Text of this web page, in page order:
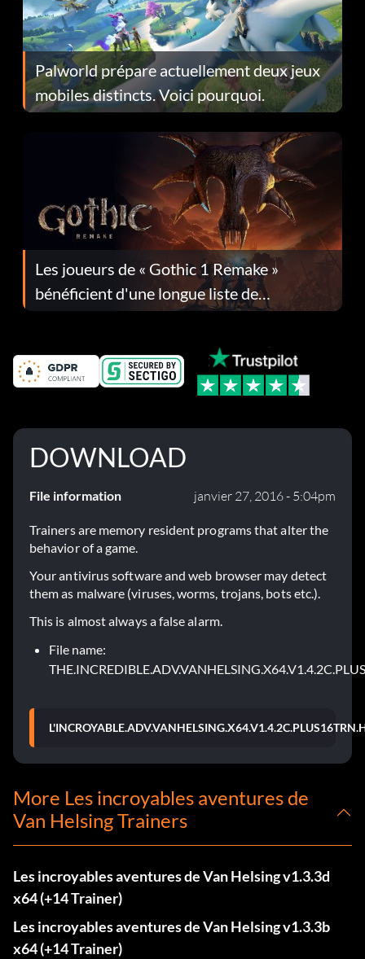
Palworld prépare actuellement deux jeux
mobiles distincts. Voici pourquoi.
Les joueurs de « Gothic 1 Remake »
bénéficient d'une longue liste de
corrections dans la mise à jour 1.0.4
DOWNLOAD
File information janvier 27, 2016 - 5:04pm
Trainers are memory resident programs that alter the
behavior of a game.
Your antivirus software and web browser may detect
them as malware (viruses, worms, trojans, bots etc.).
This is almost always a false alarm.
File name:
More Les incroyables aventures de
Van Helsing Trainers
Les incroyables aventures de Van Helsing v1.3.3d
x64 (+14 Trainer)
Les incroyables aventures de Van Helsing v1.3.3b
x64 (+14 Trainer)